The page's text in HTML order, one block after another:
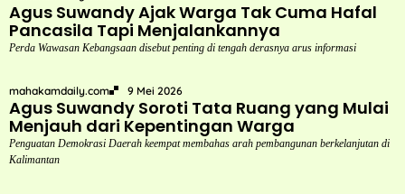
Agus Suwandy Ajak Warga Tak Cuma Hafal
Pancasila Tapi Menjalankannya
Perda Wawasan Kebangsaan disebut penting di tengah derasnya arus informasi
mahakamdaily.com 9 Mei 2026
Agus Suwandy Soroti Tata Ruang yang Mulai
Menjauh dari Kepentingan Warga
Penguatan Demokrasi Daerah keempat membahas arah pembangunan berkelanjutan di
Kalimantan